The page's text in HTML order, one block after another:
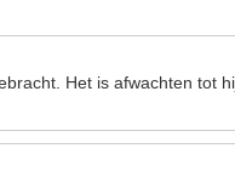
Het is afwachten tot